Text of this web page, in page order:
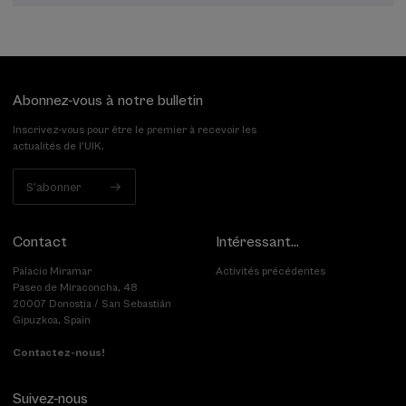
Abonnez-vous à notre bulletin
Inscrivez-vous pour être le premier à recevoir les
actualités de l'UIK.
S'abonner
Contact
Palacio Miramar
Paseo de Miraconcha, 48
20007 Donostia / San Sebastián
Gipuzkoa, Spain
Contactez-nous!
Intéressant...
Activités précédentes
Suivez-nous